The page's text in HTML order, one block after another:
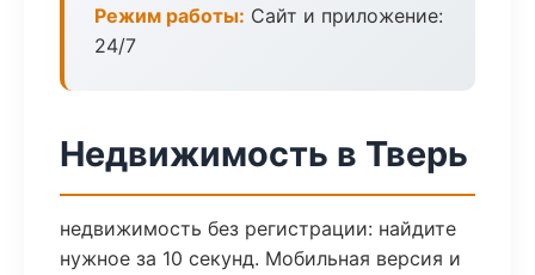
Режим работы: Сайт и приложение:
24/7
Недвижимость в Тверь
недвижимость без регистрации: найдите
нужное за 10 секунд. Мобильная версия и